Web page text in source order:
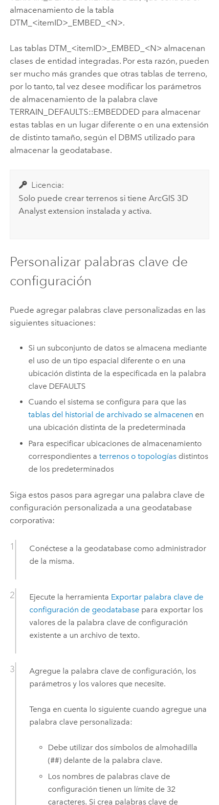
almacenamiento de la tabla
DTM_<itemID>_EMBED_<N>.
Las tablas DTM_<itemID>_EMBED_<N> almacenan
clases de entidad integradas. Por esta razón, pueden
ser mucho más grandes que otras tablas de terreno,
por lo tanto, tal vez desee modificar los parámetros
de almacenamiento de la palabra clave
TERRAIN_DEFAULTS::EMBEDDED para almacenar
estas tablas en un lugar diferente o en una extensión
de distinto tamaño, según el DBMS utilizado para
almacenar la geodatabase.
Licencia:
Solo puede crear terrenos si tieneArcGIS 3D
Analyst extension instalada y activa.
Personalizar palabras clave de
configuración
Puede agregar palabras clave personalizadas en las
siguientes situaciones:
Si un subconjunto de datos se almacena mediante
el uso de un tipo espacial diferente o en una
ubicación distinta de la especificada en la palabra
clave DEFAULTS
Cuando el sistema se configura para que las
tablas del historial de archivado se almacenen en
una ubicación distinta de la predeterminada
Para especificar ubicaciones de almacenamiento
correspondientes aterrenos o topologías distintos
de los predeterminados
Siga estos pasos para agregar una palabra clave de
configuración personalizada a una geodatabase
corporativa:
Conéctese a la geodatabase como administrador
de la misma.
Ejecute la herramienta Exportar palabra clave de
configuración de geodatabasepara exportar los
valores de la palabra clave de configuración
existente a un archivo de texto.
Agregue la palabra clave de configuración, los
parámetros y los valores que necesite.
Tenga en cuenta lo siguiente cuando agregue una
palabra clave personalizada:
Debe utilizar dos símbolos de almohadilla
(##) delante de la palabra clave.
Los nombres de palabras clave de
configuración tienen un límite de 32
caracteres. Si crea palabras clave de